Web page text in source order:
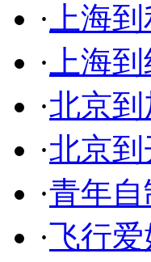
· 上海
· 上海
·北京
·北京
·青年
·飞行